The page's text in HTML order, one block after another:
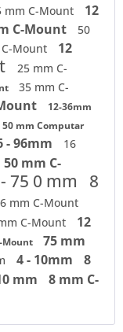
mm C-Mount
12
C-Mount
50
Mount
12
25 mm C-
35 mm C-
12-36mm
50 mm Computar
- 96mm
16
50 mm C-
75 0 mm
8
mm C-Mount
C-Mount
12
Mount
75 mm
4 - 10mm
8
mm
8 mm C-